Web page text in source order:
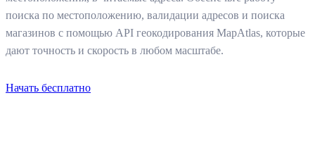
поиска по местоположению, валидации адресов и поиска
магазинов с помощью API геокодирования MapAtlas, которые
дают точность и скорость в любом масштабе.
Начать бесплатно